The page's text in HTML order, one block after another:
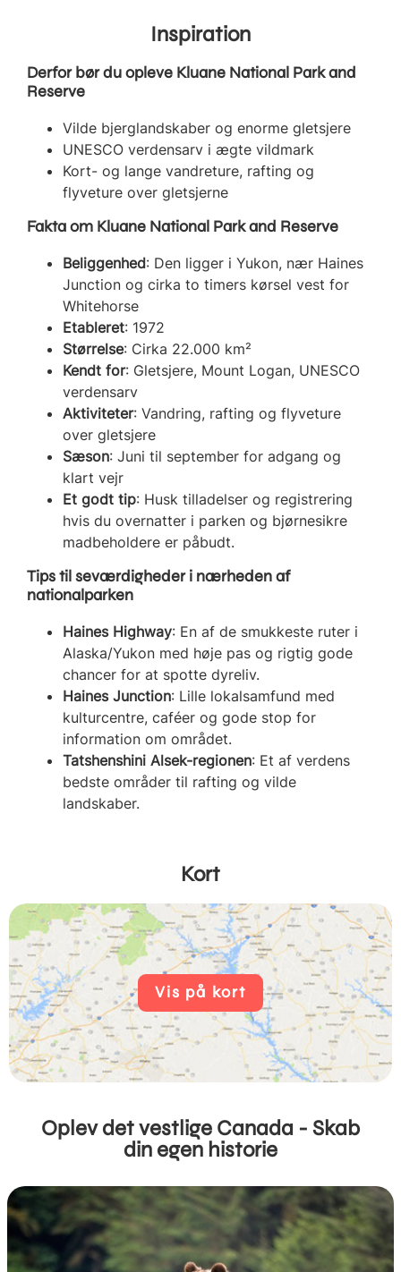
Inspiration
Derfor bør du opleve Kluane National Park and
Reserve
Vilde bjerglandskaber og enorme gletsjere
UNESCO verdensarv i ægte vildmark
Kort- og lange vandreture, rafting og
flyveture over gletsjerne
Fakta om Kluane National Park and Reserve
Beliggenhed: Den ligger i Yukon, nær Haines
Junction og cirka to timers kørsel vest for
Whitehorse
Etableret: 1972
Størrelse: Cirka 22.000 km²
Kendt for: Gletsjere, Mount Logan, UNESCO
verdensarv
Aktiviteter: Vandring, rafting og flyveture
over gletsjere
Sæson: Juni til september for adgang og
klart vejr
Et godt tip: Husk tilladelser og registrering
hvis du overnatter i parken og bjørnesikre
madbeholdere er påbudt.
Tips til seværdigheder i nærheden af
nationalparken
Haines Highway: En af de smukkeste ruter i
Alaska/Yukon med høje pas og rigtig gode
chancer for at spotte dyreliv.
Haines Junction: Lille lokalsamfund med
kulturcentre, caféer og gode stop for
information om området.
Tatshenshini Alsek-regionen: Et af verdens
bedste områder til rafting og vilde
landskaber.
Kort
Vis på kort
Oplev det vestlige Canada - Skab
din egen historie